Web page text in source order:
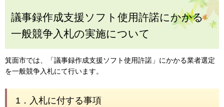
議事録作成支援ソフト使用許諾にかかる
一般競争入札の実施について
箕面市では、「議事録作成支援ソフト使用許諾」にかかる業者選定
を一般競争入札にて行います。
1．入札に付する事項